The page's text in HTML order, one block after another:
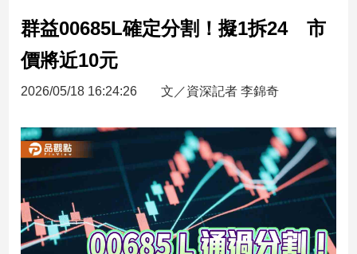
台
財
新
產
經/
房
地
產
群益00685L確定分割！擬1拆24 市
價將近10元
2026/05/18 16:24:26 文／資深記者 李錦奇